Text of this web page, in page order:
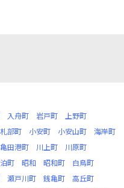
入舟町 岩戸町
上野町
部町 小安町 小安山町
海岸町
亀田港町 川上町
川原町
町 昭和 昭和町
白鳥町
瀬戸川町 銭亀町
高丘町